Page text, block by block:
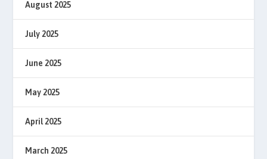
August 2025
July 2025
June 2025
May 2025
April 2025
March 2025